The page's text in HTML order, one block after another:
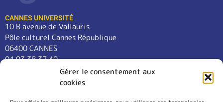
Gérer le consentement aux
cookies
CANNES UNIVERSITÉ
10 B avenue de Vallauris
Pôle culturel Cannes République
06400 CANNES
04 93 38 37 49
contact@cannes-universite.fr